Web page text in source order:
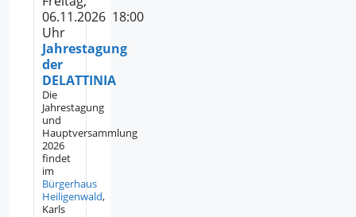
06.11.2026 18:00
Uhr
Jahrestagung
der
DELATTINIA
Die
Jahrestagung
und
Hauptversammlung
2026
findet
im
Bürgerhaus
Heiligenwald,
Karls